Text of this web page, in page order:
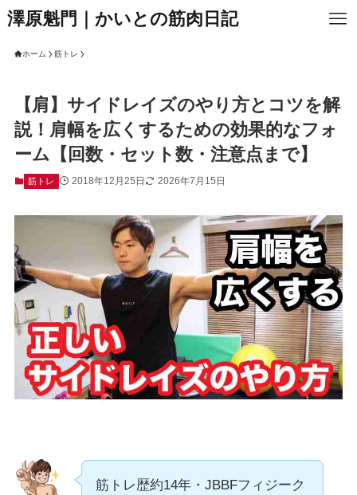
澤原魁門｜かいとの筋肉日記
ホーム 筋トレ
【肩】サイドレイズのやり方とコツを解
説！肩幅を広くするための効果的なフォ
ーム【回数・セット数・注意点まで】
筋トレ 2018年12月25日 2026年7月15日
筋トレ歴約14年・JBBFフィジーク